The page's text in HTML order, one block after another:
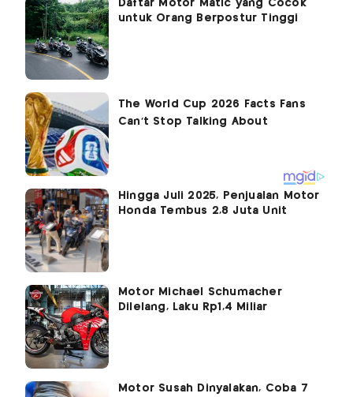
Daftar Motor Matic yang Cocok
untuk Orang Berpostur Tinggi
Hingga Juli 2025, Penjualan Motor
Honda Tembus 2,8 Juta Unit
Motor Michael Schumacher
Dilelang, Laku Rp1,4 Miliar
Motor Susah Dinyalakan, Coba 7